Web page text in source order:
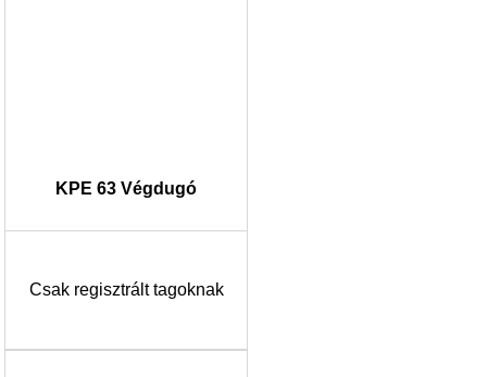
KPE 63 Végdugó
Csak regisztrált tagoknak